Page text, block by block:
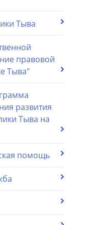
Тыва
правовой
Тыва"
развития
Тыва на
помощь